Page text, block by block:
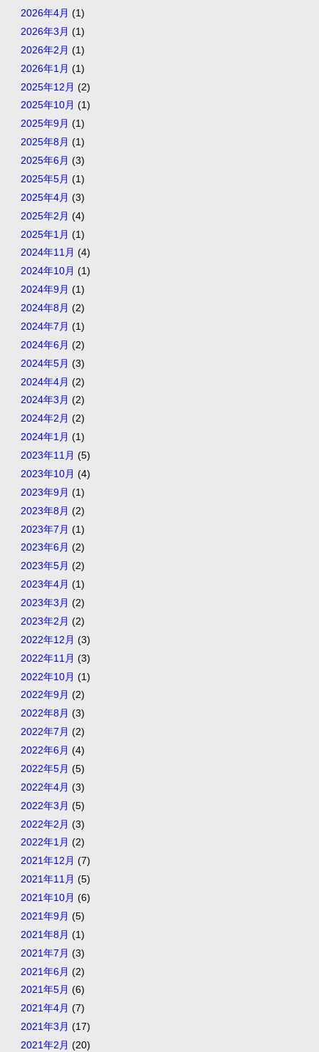
2026年4月 (1)
2026年3月 (1)
2026年2月 (1)
2026年1月 (1)
2025年12月 (2)
2025年10月 (1)
2025年9月 (1)
2025年8月 (1)
2025年6月 (3)
2025年5月 (1)
2025年4月 (3)
2025年2月 (4)
2025年1月 (1)
2024年11月 (4)
2024年10月 (1)
2024年9月 (1)
2024年8月 (2)
2024年7月 (1)
2024年6月 (2)
2024年5月 (3)
2024年4月 (2)
2024年3月 (2)
2024年2月 (2)
2024年1月 (1)
2023年11月 (5)
2023年10月 (4)
2023年9月 (1)
2023年8月 (2)
2023年7月 (1)
2023年6月 (2)
2023年5月 (2)
2023年4月 (1)
2023年3月 (2)
2023年2月 (2)
2022年12月 (3)
2022年11月 (3)
2022年10月 (1)
2022年9月 (2)
2022年8月 (3)
2022年7月 (2)
2022年6月 (4)
2022年5月 (5)
2022年4月 (3)
2022年3月 (5)
2022年2月 (3)
2022年1月 (2)
2021年12月 (7)
2021年11月 (5)
2021年10月 (6)
2021年9月 (5)
2021年8月 (1)
2021年7月 (3)
2021年6月 (2)
2021年5月 (6)
2021年4月 (7)
2021年3月 (17)
2021年2月 (20)